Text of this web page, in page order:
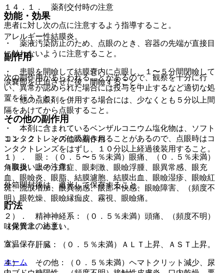
１４．１． 薬剤交付時の注意
患者に対し次の点に注意するよう指導すること。
・ 薬液汚染防止のため、点眼のとき、容器の先端が直接目
に触れないように注意すること。
・ 患眼を開瞼して結膜嚢内に点眼し、１〜５分間閉瞼して
涙嚢部を圧迫させた後、開瞼すること。
・ 他の点眼剤を併用する場合には、少なくとも５分以上間
隔をあけてから点眼すること。
・ 本剤に含まれているベンザルコニウム塩化物は、ソフト
コンタクトレンズに吸着されることがあるので、点眼時はコ
ンタクトレンズをはずし、１０分以上経過後装用すること。
（取扱い上の注意）
外箱開封後は、遮光して保存すること。
貯法
（保管上の注意）
室温保存。
ホーム
効能・効果
アレルギー性結膜炎。
副作用
次の副作用があらわれることがあるので、観察を十分に行
い、異常が認められた場合には投与を中止するなど適切な処
置を行うこと。
その他の副作用
１１．２． その他の副作用
１）． 眼：（０．５〜５％未満）眼痛、（０．５％未満）
角膜炎、眼そう痒症、眼刺激、眼瞼浮腫、眼異常感、眼充
血、眼瞼炎、眼脂、結膜濾胞、結膜出血、眼瞼湿疹、眼瞼紅
斑、流涙増加、眼異物感、眼部不快感、眼瞼障害、（頻度不
明）眼乾燥、眼瞼縁痂皮、霧視、眼瞼痛。
２）． 精神神経系：（０．５％未満）頭痛、（頻度不明）
味覚異常、めまい。
３）． 肝臓：（０．５％未満）ＡＬＴ上昇、ＡＳＴ上昇。
４）． その他：（０．５％未満）ヘマトクリット減少、尿